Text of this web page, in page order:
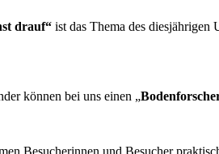
drauf“ ist das Thema des
können bei uns einen „
Besucherinnen und Besucher